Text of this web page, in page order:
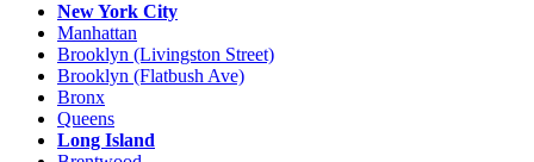
New York City
Manhattan
Brooklyn (Livingston Street)
Brooklyn (Flatbush Ave)
Bronx
Queens
Long Island